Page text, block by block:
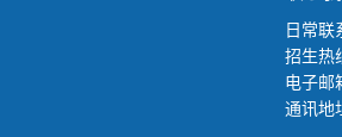
日常联
招生热
电子邮
通讯地